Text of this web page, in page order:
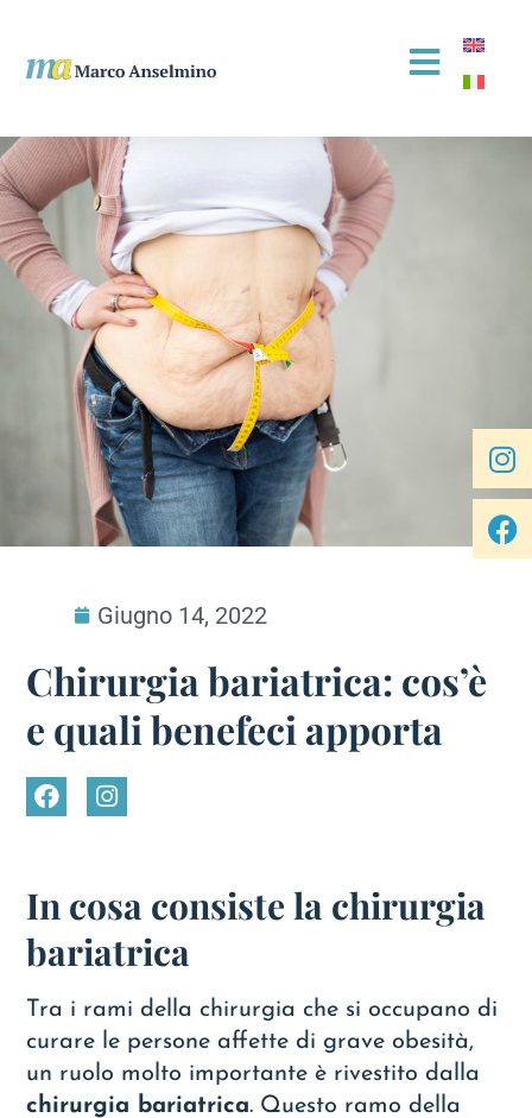
Giugno 14, 2022
Chirurgia bariatrica: cos’è
e quali benefeci apporta
In cosa consiste la chirurgia
bariatrica
Tra i rami della chirurgia che si occupano di
curare le persone affette di grave obesità,
un ruolo molto importante è rivestito dalla
chirurgia bariatrica. Questo ramo della